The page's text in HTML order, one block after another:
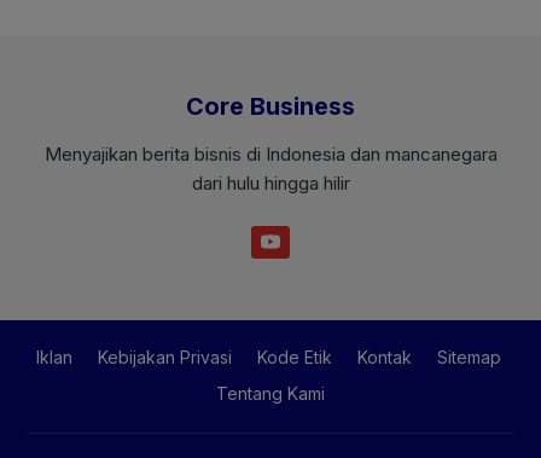
Core Business
Menyajikan berita bisnis di Indonesia dan mancanegara
dari hulu hingga hilir
Iklan Kebijakan Privasi Kode Etik Kontak
Sitemap
Tentang Kami